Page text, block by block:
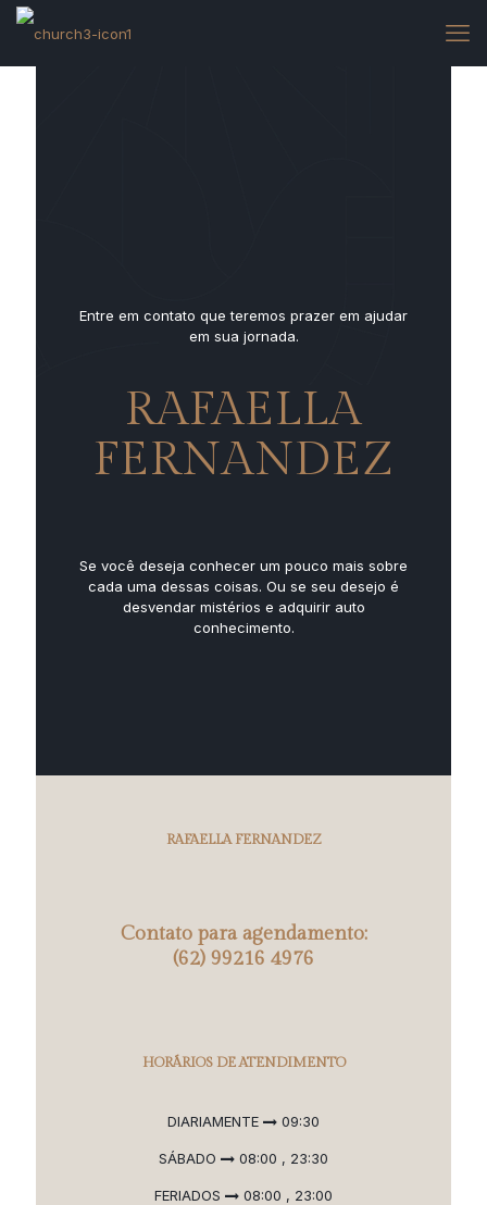
Entre em contato que teremos prazer em ajudar
em sua jornada.
RAFAELLA
FERNANDEZ
Se você deseja conhecer um pouco mais sobre
cada uma dessas coisas. Ou se seu desejo é
desvendar mistérios e adquirir auto
conhecimento.
RAFAELLA FERNANDEZ
Contato para agendamento:
(62) 99216 4976
HORÁRIOS DE ATENDIMENTO
DIARIAMENTE 09:30
SÁBADO 08:00 , 23:30
FERIADOS 08:00 , 23:00